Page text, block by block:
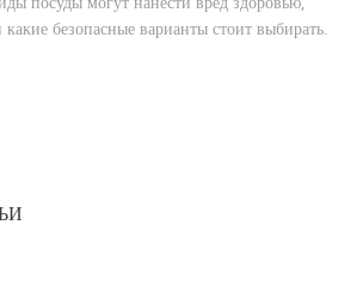
безопасные варианты стоит выбирать.